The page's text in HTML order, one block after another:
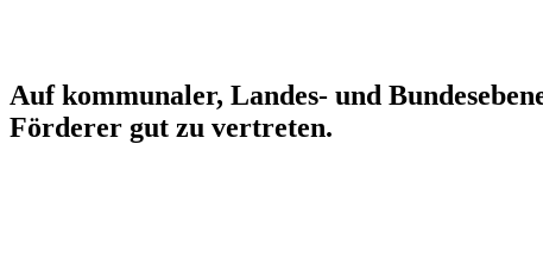
Auf kommunaler, Landes- und
Förderer gut zu vertreten.